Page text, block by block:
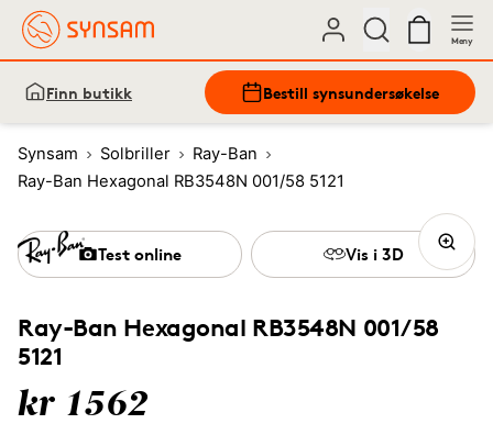
Meny
Finn butikk Bestill synsundersøkelse
Synsam Solbriller
Ray-Ban
Ray-Ban Hexagonal RB3548N 001/58 5121
Ray-Ban Hexagonal RB3548N 001/58
5121
kr 1562
Test online Vis i 3D